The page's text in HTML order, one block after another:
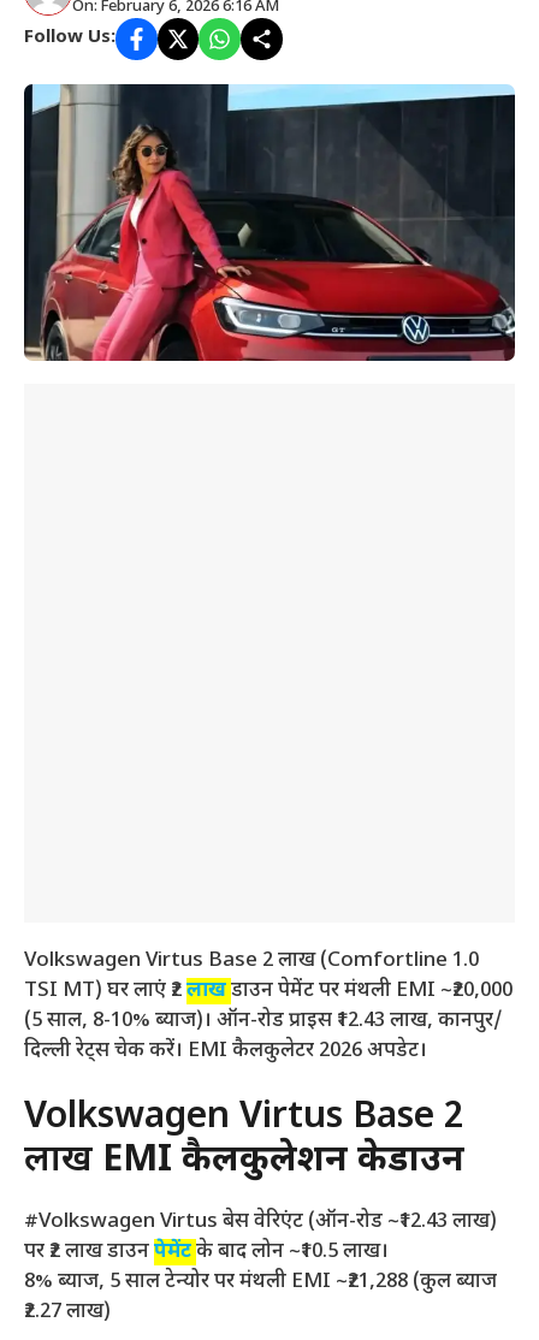
On: February 6, 2026 6:16 AM
Follow Us:
Volkswagen Virtus Base 2 लाख (Comfortline 1.0
TSI MT) घर लाएं ₹2लाखडाउन पेमेंट पर मंथली EMI ~₹20,000
(5 साल, 8-10% ब्याज)। ऑन-रोड प्राइस ₹12.43 लाख, कानपुर/
दिल्ली रेट्स चेक करें। EMI कैलकुलेटर 2026 अपडेट।
Volkswagen Virtus Base 2
लाख EMI कैलकुलेशन ब्रेकडाउन
#Volkswagen Virtus बेस वेरिएंट (ऑन-रोड ~₹12.43 लाख)
पर ₹2 लाख डाउनपेमेंटके बाद लोन ~₹10.5 लाख।
8% ब्याज, 5 साल टेन्योर पर मंथली EMI ~₹21,288 (कुल ब्याज
₹2.27 लाख)